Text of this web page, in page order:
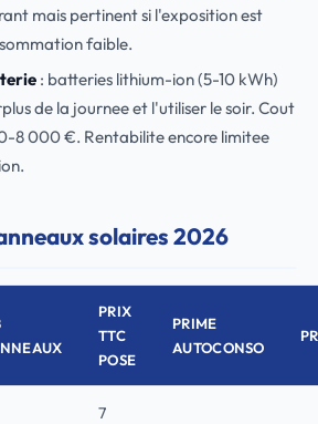
mais pertinent si l'exposition est
faible.
: batteries lithium-ion (5-10 kWh)
de la journee et l'utiliser le soir. Cout
8 000 €. Rentabilite encore limitee
solaires 2026
PRIX
TTC
POSE
PRIME
AUTOCONSO
7